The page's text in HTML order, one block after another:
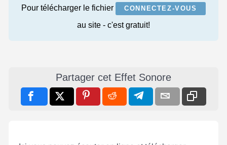
Pour télécharger le fichier CONNECTEZ-VOUS
au site - c'est gratuit!
Partager cet Effet Sonore